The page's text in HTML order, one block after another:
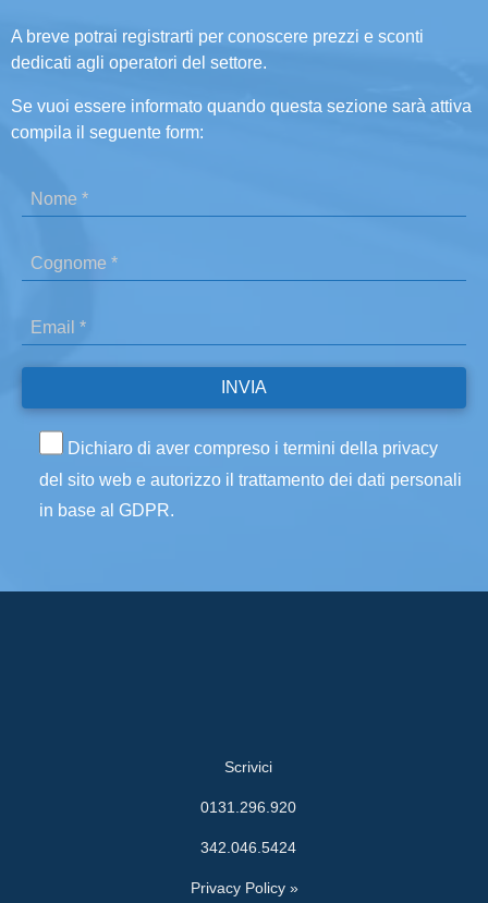
A breve potrai registrarti per conoscere prezzi e sconti
dedicati agli operatori del settore.
Se vuoi essere informato quando questa sezione sarà attiva
compila il seguente form:
Dichiaro di aver compreso i termini della privacy
del sito web e autorizzo il trattamento dei dati personali
in base al GDPR.
Scrivici
0131.296.920
342.046.5424
Privacy Policy »